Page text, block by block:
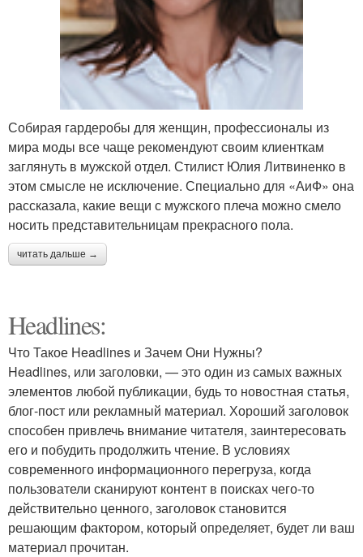
Собирая гардеробы для женщин, профессионалы из
мира моды все чаще рекомендуют своим клиенткам
заглянуть в мужской отдел. Стилист Юлия Литвиненко в
этом смысле не исключение. Специально для «АиФ» она
рассказала, какие вещи с мужского плеча можно смело
носить представительницам прекрасного пола.
читать дальше →
Headlines:
Что Такое Headlines и Зачем Они Нужны?
Headlines, или заголовки, — это один из самых важных
элементов любой публикации, будь то новостная статья,
блог-пост или рекламный материал. Хороший заголовок
способен привлечь внимание читателя, заинтересовать
его и побудить продолжить чтение. В условиях
современного информационного перегруза, когда
пользователи сканируют контент в поисках чего-то
действительно ценного, заголовок становится
решающим фактором, который определяет, будет ли ваш
материал прочитан.